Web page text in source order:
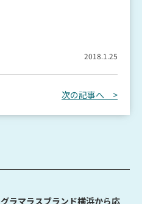
2018.1.25
次の記事へ >
グラマラスブランド横浜から応